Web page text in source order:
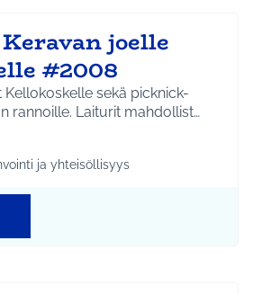
joelle
#2008
sekä picknick-
rannoille. Laiturit mahdollist…
mukaan: Kellokoski
teeman mukaan: Hyvinvointi ja
ja yhteisöllisyys